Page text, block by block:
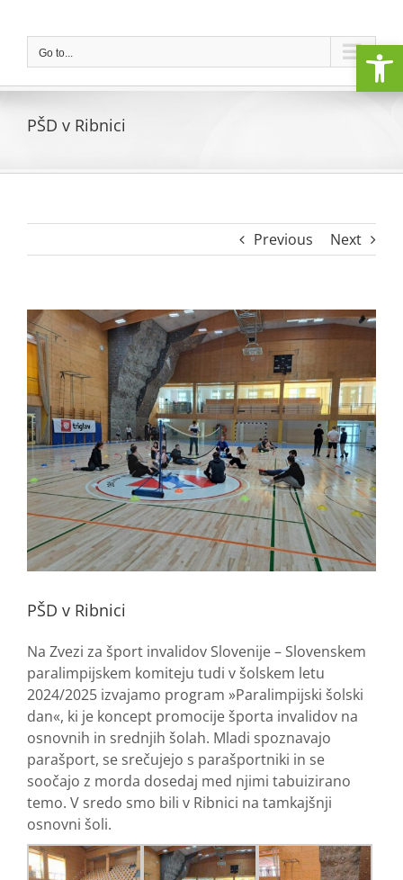
contentGo to...
PŠD v Ribnici
Previous Next
View
Larger
Image
PŠD v Ribnici
Na Zvezi za šport invalidov Slovenije – Slovenskem
paralimpijskem komiteju tudi v šolskem letu
2024/2025 izvajamo program »Paralimpijski šolski
dan«, ki je koncept promocije športa invalidov na
osnovnih in srednjih šolah. Mladi spoznavajo
parašport, se srečujejo s parašportniki in se
soočajo z morda dosedaj med njimi tabuizirano
temo. V sredo smo bili v Ribnici na tamkajšnji
osnovni šoli.